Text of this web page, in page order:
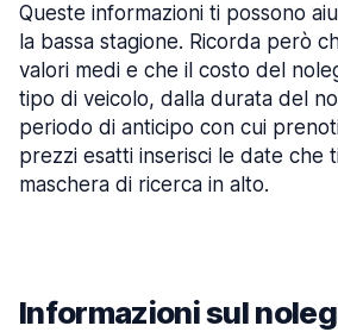
Queste informazioni ti possono
la bassa stagione. Ricorda però
valori medi e che il costo del
tipo di veicolo, dalla durata del
periodo di anticipo con cui
prezzi esatti inserisci le date che
maschera di ricerca in alto.
Informazioni sul